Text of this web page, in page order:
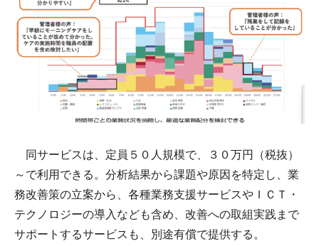
同サービスは、定員５０人規模で、３０万円（税抜）
～で利用できる。分析結果から課題や原因を特定し、業
務改善策の立案から、各種業務支援サービスやＩＣＴ・
テクノロジーの導入なども含め、改善への取組実践まで
サポートするサービスも、別途有償で提供する。